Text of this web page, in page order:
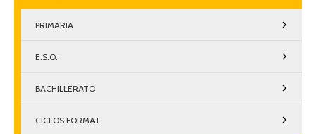
PRIMARIA
E.S.O.
BACHILLERATO
CICLOS FORMAT.